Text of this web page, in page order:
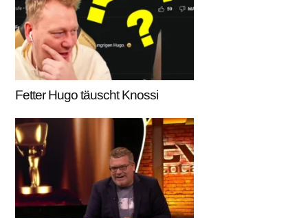
Fetter Hugo täuscht Knossi